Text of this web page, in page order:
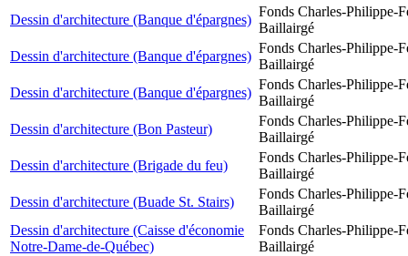
Dessin d'architecture (Banque d'épargnes)
Fonds Charles-Philippe-
Baillairgé
Dessin d'architecture (Banque d'épargnes)
Fonds Charles-Philippe-
Baillairgé
Dessin d'architecture (Banque d'épargnes)
Fonds Charles-Philippe-
Baillairgé
Dessin d'architecture (Bon Pasteur)
Fonds Charles-Philippe-
Baillairgé
Dessin d'architecture (Brigade du feu)
Fonds Charles-Philippe-
Baillairgé
Dessin d'architecture (Buade St. Stairs)
Fonds Charles-Philippe-
Baillairgé
Dessin d'architecture (Caisse d'économie
Notre-Dame-de-Québec)
Fonds Charles-Philippe-
Baillairgé